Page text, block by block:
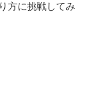
方に挑戦してみ